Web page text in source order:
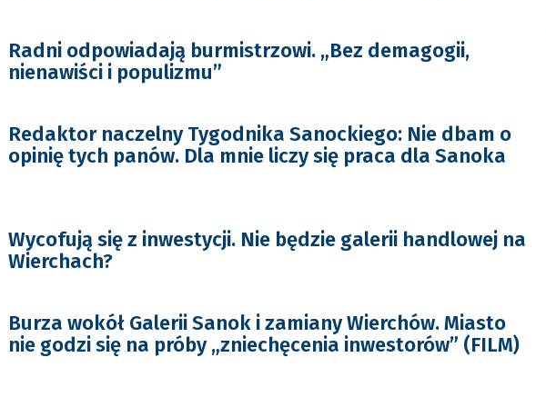
Radni odpowiadają burmistrzowi. „Bez demagogii,
nienawiści i populizmu”
Redaktor naczelny Tygodnika Sanockiego: Nie dbam o
opinię tych panów. Dla mnie liczy się praca dla Sanoka
Wycofują się z inwestycji. Nie będzie galerii handlowej na
Wierchach?
Burza wokół Galerii Sanok i zamiany Wierchów. Miasto
nie godzi się na próby „zniechęcenia inwestorów” (FILM)